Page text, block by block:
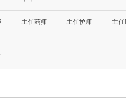
主任药师 主任护师
主任